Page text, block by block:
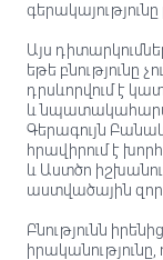
Այս
եթե բնությունը
դրսևորվում է
և
Գերագույն
հրավիրում է
և Աստծո
աստվածային
Բնությունն